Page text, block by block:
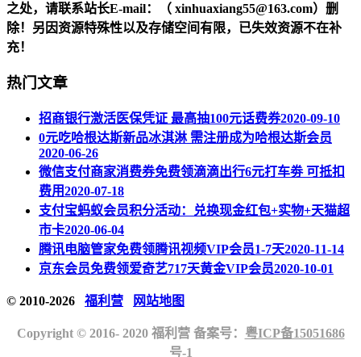
之处，请联系站长E-mail：（ xinhuaxiang55@163.com）删
除！另因资源特殊性以及存储空间有限，已失效资源不在补
充！
热门文章
招商银行激活医保凭证 最高抽100元话费券2020-09-10
0元吃哈根达斯新品冰淇淋 需注册成为哈根达斯会员
2020-06-26
微信支付商家消费券免费领滴滴出行6元打车劵 可抵扣
费用2020-07-18
支付宝蚂蚁会员积分活动：兑换现金红包+实物+天猫超
市卡2020-06-04
腾讯电脑管家免费领腾讯视频VIP会员1-7天2020-11-14
京东会员免费领爱奇艺717天黄金VIP会员2020-10-01
© 2010-2026 福利营 网站地图
Copyright © 2016- 2020 福利营 备案号： 粤ICP备15051686
号-1